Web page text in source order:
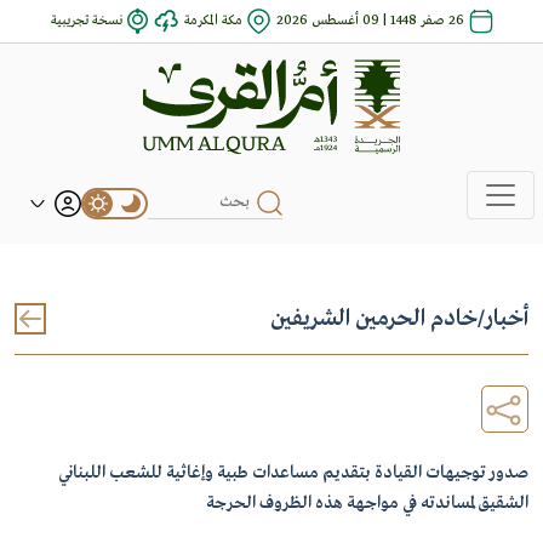
26 صفر 1448 | 09 أغسطس 2026 مكة المكرمة نسخة تجريبية
أخبار/خادم الحرمين الشريفين
صدور توجيهات القيادة بتقديم مساعدات طبية وإغاثية للشعب اللبناني
الشقيق لمساندته في مواجهة هذه الظروف الحرجة